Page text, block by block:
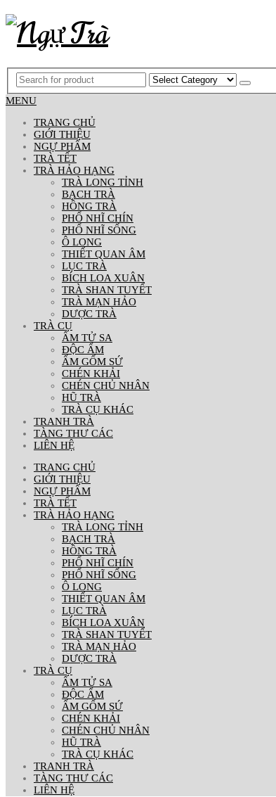
MENU
TRANG CHỦ
GIỚI THIỆU
NGỰ PHẨM
TRÀ TẾT
TRÀ HẢO HẠNG
TRÀ LONG TỈNH
BẠCH TRÀ
HỒNG TRÀ
PHỔ NHĨ CHÍN
PHỔ NHĨ SỐNG
Ô LONG
THIẾT QUAN ÂM
LỤC TRÀ
BÍCH LOA XUÂN
TRÀ SHAN TUYẾT
TRÀ MẠN HẢO
DƯỢC TRÀ
TRÀ CỤ
ẤM TỬ SA
ĐỘC ẨM
ẤM GỐM SỨ
CHÉN KHẢI
CHÉN CHỦ NHÂN
HŨ TRÀ
TRÀ CỤ KHÁC
TRANH TRÀ
TÀNG THƯ CÁC
LIÊN HỆ
TRANG CHỦ
GIỚI THIỆU
NGỰ PHẨM
TRÀ TẾT
TRÀ HẢO HẠNG
TRÀ LONG TỈNH
BẠCH TRÀ
HỒNG TRÀ
PHỔ NHĨ CHÍN
PHỔ NHĨ SỐNG
Ô LONG
THIẾT QUAN ÂM
LỤC TRÀ
BÍCH LOA XUÂN
TRÀ SHAN TUYẾT
TRÀ MẠN HẢO
DƯỢC TRÀ
TRÀ CỤ
ẤM TỬ SA
ĐỘC ẨM
ẤM GỐM SỨ
CHÉN KHẢI
CHÉN CHỦ NHÂN
HŨ TRÀ
TRÀ CỤ KHÁC
TRANH TRÀ
TÀNG THƯ CÁC
LIÊN HỆ